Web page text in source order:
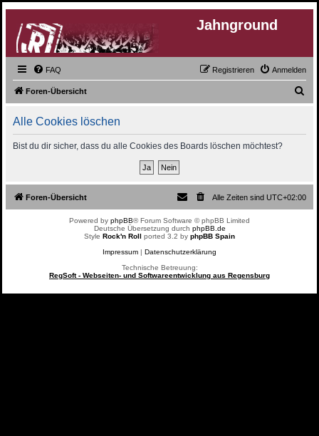
Jahnground
FAQ Anmelden
Registrieren
Foren-Übersicht
Alle Cookies löschen
Bist du dir sicher, dass du alle Cookies des Boards löschen möchtest?
Foren-Übersicht Alle Zeiten sind UTC+02:00
Powered by phpBB® Forum Software © phpBB Limited
Deutsche Übersetzung durch phpBB.de
Style Rock'n Roll ported 3.2 by phpBB Spain
Impressum | Datenschutzerklärung
Technische Betreuung:
RegSoft - Webseiten- und Softwareentwicklung aus Regensburg